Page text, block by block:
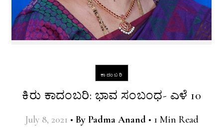
ಕಾದಂಬರಿ
ಕಿರು ಕಾದಂಬರಿ: ಭಾವ ಸಂಬಂಧ- ಎಳೆ 10
July 8, 2021 • By Padma Anand • 1 Min Read